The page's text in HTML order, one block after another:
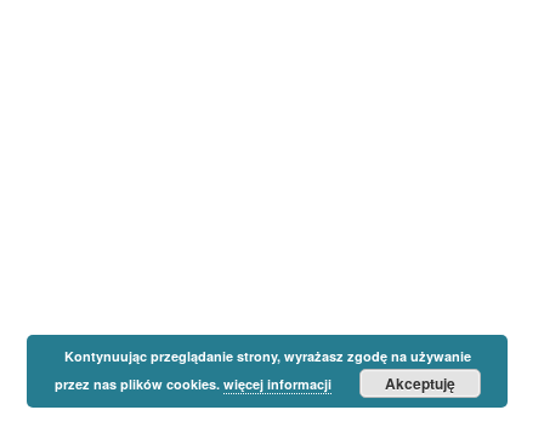
Kontynuując przeglądanie strony, wyrażasz zgodę na używanie
przez nas plików cookies. więcej informacji Akceptuję